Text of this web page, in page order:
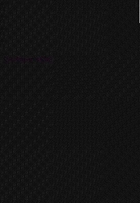
Can't open f0000